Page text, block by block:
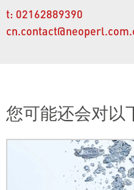
t: 02162889390
您可能还会对以